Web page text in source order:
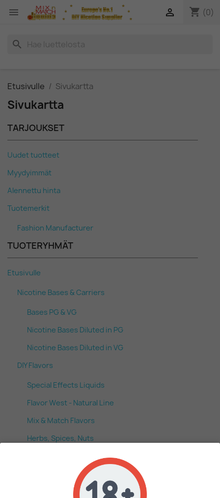
 shopping_cart (0)

search
Etusivulle Sivukartta
Sivukartta
TARJOUKSET
Uudet tuotteet
Myydyimmät
Alennettu hinta
Tuotemerkit
Fashion Manufacturer
TUOTERYHMÄT
Etusivulle
Nicotine Bases & Carriers
Bases PG & VG
Nicotine Bases Diluted in PG
Nicotine Bases Diluted in VG
DIY Flavors
Special Effects Liquids
Flavor West - Natural Line
Mix & Match Flavors
Herbs, Spices, Nuts
Capella Flavor Drops